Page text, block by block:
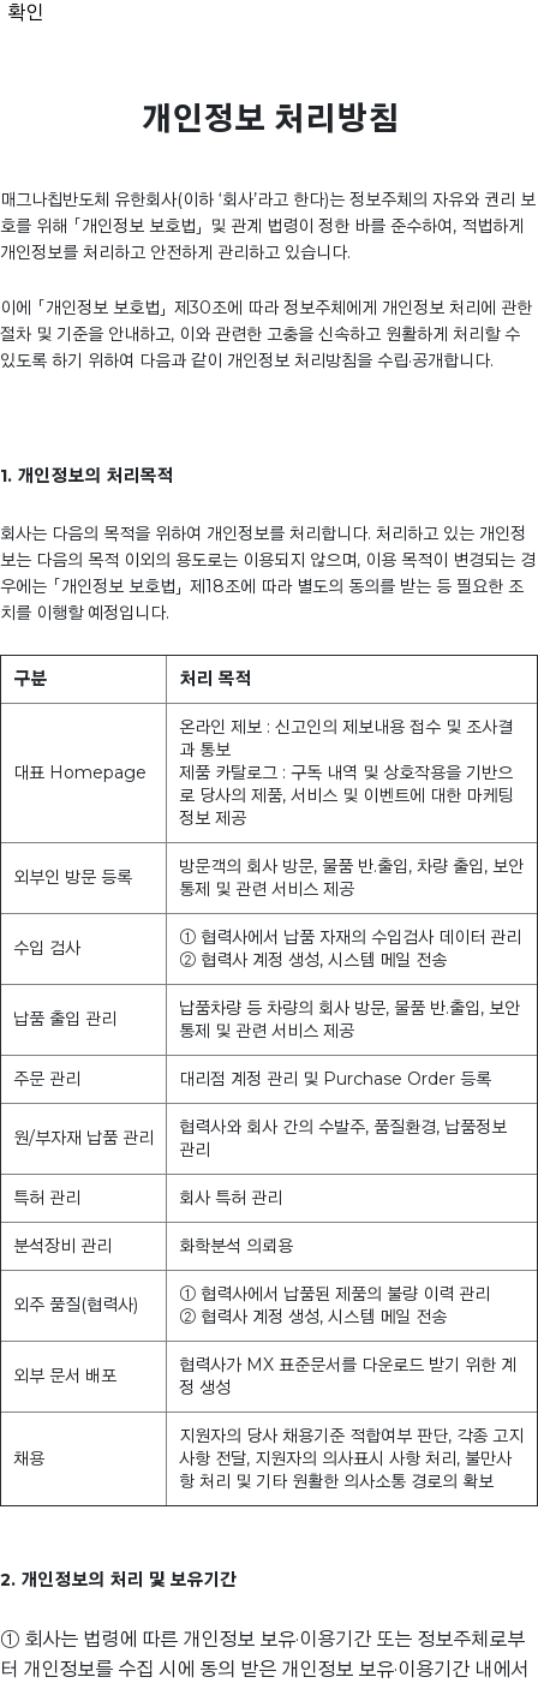
확인
개인정보 처리방침
매그나칩반도체 유한회사(이하 ‘회사’라고 한다)는 정보주체의 자유와 권리 보
호를 위해 「개인정보 보호법」 및 관계 법령이 정한 바를 준수하여, 적법하게
개인정보를 처리하고 안전하게 관리하고 있습니다.
이에 「개인정보 보호법」 제30조에 따라 정보주체에게 개인정보 처리에 관한
절차 및 기준을 안내하고, 이와 관련한 고충을 신속하고 원활하게 처리할 수
있도록 하기 위하여 다음과 같이 개인정보 처리방침을 수립·공개합니다.
1. 개인정보의 처리목적
회사는 다음의 목적을 위하여 개인정보를 처리합니다. 처리하고 있는 개인정
보는 다음의 목적 이외의 용도로는 이용되지 않으며, 이용 목적이 변경되는 경
우에는 「개인정보 보호법」 제18조에 따라 별도의 동의를 받는 등 필요한 조
치를 이행할 예정입니다.
구분 처리 목적
대표 Homepage
온라인 제보 : 신고인의 제보내용 접수 및 조사결
과 통보
제품 카탈로그 : 구독 내역 및 상호작용을 기반으
로 당사의 제품, 서비스 및 이벤트에 대한 마케팅
정보 제공
외부인 방문 등록
방문객의 회사 방문, 물품 반.출입, 차량 출입, 보안
통제 및 관련 서비스 제공
수입 검사
① 협력사에서 납품 자재의 수입검사 데이터 관리
② 협력사 계정 생성, 시스템 메일 전송
납품 출입 관리
납품차량 등 차량의 회사 방문, 물품 반.출입, 보안
통제 및 관련 서비스 제공
주문 관리 대리점 계정 관리 및 Purchase Order 등록
원/부자재 납품 관리
협력사와 회사 간의 수발주, 품질환경, 납품정보
관리
특허 관리 회사 특허 관리
분석장비 관리 화학분석 의뢰용
외주 품질(협력사)
① 협력사에서 납품된 제품의 불량 이력 관리
② 협력사 계정 생성, 시스템 메일 전송
외부 문서 배포
협력사가 MX 표준문서를 다운로드 받기 위한 계
정 생성
채용
지원자의 당사 채용기준 적합여부 판단, 각종 고지
사항 전달, 지원자의 의사표시 사항 처리, 불만사
항 처리 및 기타 원활한 의사소통 경로의 확보
2. 개인정보의 처리 및 보유기간
① 회사는 법령에 따른 개인정보 보유·이용기간 또는 정보주체로부
터 개인정보를 수집 시에 동의 받은 개인정보 보유·이용기간 내에서